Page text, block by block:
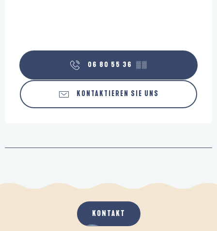
06 80 55 36 ▒▒
KONTAKTIEREN SIE UNS
KONTAKT